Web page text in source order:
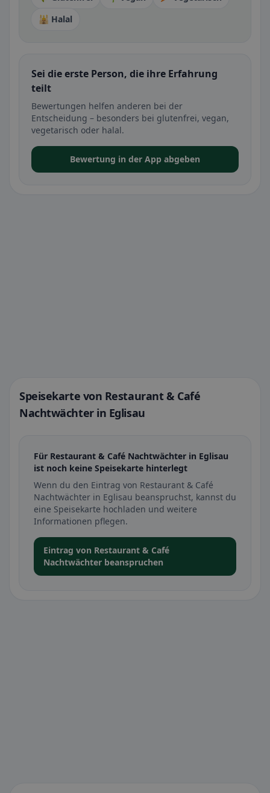
🕌 Halal
Sei die erste Person, die ihre Erfahrung
teilt
Bewertungen helfen anderen bei der
Entscheidung – besonders bei glutenfrei, vegan,
vegetarisch oder halal.
Bewertung in der App abgeben
Speisekarte von Restaurant & Café
Nachtwächter in Eglisau
Für Restaurant & Café Nachtwächter in Eglisau
ist noch keine Speisekarte hinterlegt
Wenn du den Eintrag von Restaurant & Café
Nachtwächter in Eglisau beanspruchst, kannst du
eine Speisekarte hochladen und weitere
Informationen pflegen.
Eintrag von Restaurant & Café
Nachtwächter beanspruchen